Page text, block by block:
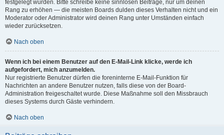
festgelegt wurden. Bitte schreibe keine sinnlosen Beiträge, nur um deinen
Rang zu erhöhen — die meisten Boards dulden dieses Verhalten nicht und ein
Moderator oder Administrator wird deinen Rang unter Umständen einfach
wieder zurücksetzen.
Nach oben
Wenn ich bei einem Benutzer auf den E-Mail-Link klicke, werde ich
aufgefordert, mich anzumelden.
Nur registrierte Benutzer dürfen die foreninterne E-Mail-Funktion für
Nachrichten an andere Benutzer nutzen, falls diese von der Board-
Administration freigeschaltet wurde. Diese Maßnahme soll den Missbrauch
dieses Systems durch Gäste verhindern.
Nach oben